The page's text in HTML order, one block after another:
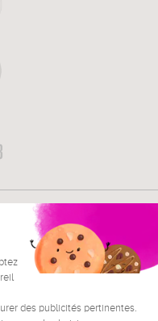
FR
des publicités pertinentes.